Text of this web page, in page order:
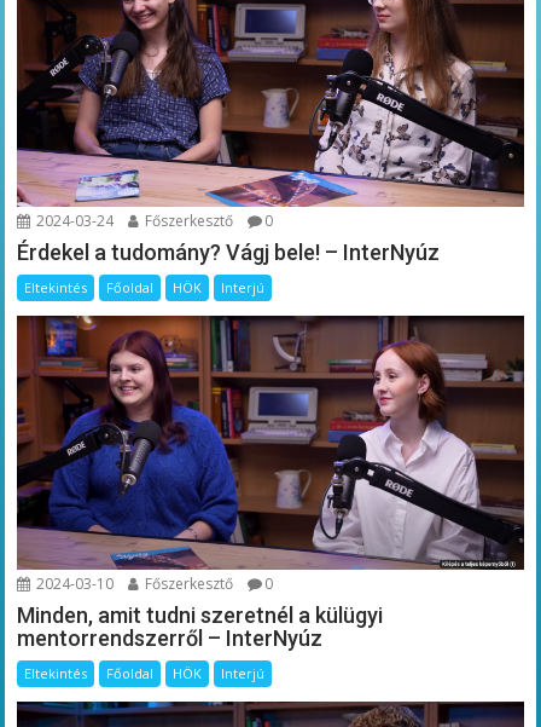
2024-03-24 Főszerkesztő 0
Érdekel a tudomány? Vágj bele! – InterNyúz
Eltekintés Főoldal HÖK Interjú
2024-03-10 Főszerkesztő 0
Minden, amit tudni szeretnél a külügyi
mentorrendszerről – InterNyúz
Eltekintés Főoldal HÖK Interjú